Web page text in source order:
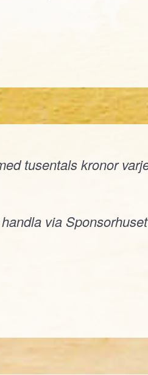
tusentals kronor
via